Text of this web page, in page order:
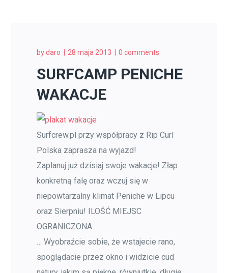
bydaro 28 maja 2013 0 comments
SURFCAMP PENICHE
WAKACJE
Surfcrew.pl przy współpracy z Rip Curl
Polska zaprasza na wyjazd!
Zaplanuj już dzisiaj swoje wakacje! Złap
konkretną falę oraz wczuj się w
niepowtarzalny klimat Peniche w Lipcu
oraz Sierpniu! ILOŚĆ MIEJSC
OGRANICZONA
… Wyobraźcie sobie, że wstajecie rano,
spoglądacie przez okno i widzicie cud